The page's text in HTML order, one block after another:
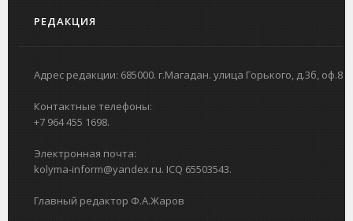
РЕДАКЦИЯ
Адрес редакции: 685000. г.Магадан. улица Горького, д.3б, оф.8
Контактные телефоны:
+7 964 455 1698.
Электронная почта:
kolyma-inform@yandex.ru. ICQ 65503543.
Главный редактор Ф.А.Жаров